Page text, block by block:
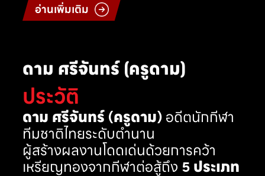
อ่านเพิ่มเติม
ดาม ศรีจันทร์ (ครูดาม)
ประวัติ
ดาม ศรีจันทร์ (ครูดาม)อดีตนักกีฬา
ทีมชาติไทยระดับตำนาน
ผู้สร้างผลงานโดดเด่นด้วยการคว้า
เหรียญทองจากกีฬาต่อสู้ถึง 5 ประเภท